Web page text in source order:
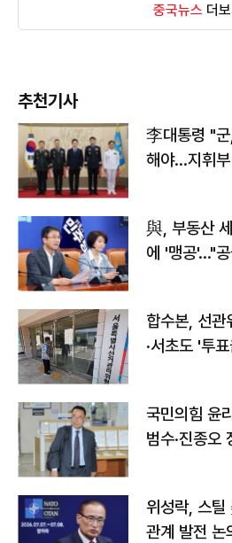
중국뉴스 더보
추천기사
李대통령 "
해야…지휘
與, 부동산
에 '맹공'…"
합수본, 선
·서초도 '투
국민의힘 윤
범수·진종오
위성락, 스
관계 발전 논